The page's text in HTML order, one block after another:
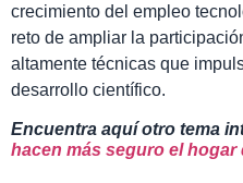
crecimiento del empleo
reto de ampliar la
altamente técnicas que
desarrollo científico.
Encuentra aquí otro tema
hacen más seguro el